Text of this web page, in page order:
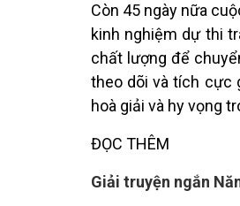
Còn 45 ngày nữa
kinh nghiệm dự thi
chất lượng để
theo dõi và tích cực
hoà giải và hy vọng
ĐỌC THÊM
Giải truyện ngắn